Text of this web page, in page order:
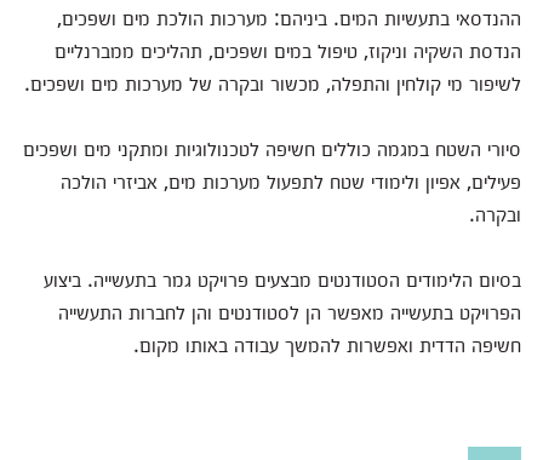
ההנדסאי בתעשיות המים. ביניהם: מערכות הולכת מים ושפכים,
הנדסת השקיה וניקוז, טיפול במים ושפכים, תהליכים ממברנליים
לשיפור מי קולחין והתפלה, מכשור ובקרה של מערכות מים ושפכים.
סיורי השטח במגמה כוללים חשיפה לטכנולוגיות ומתקני מים ושפכים
פעילים, אפיון ולימודי שטח לתפעול מערכות מים, אביזרי הולכה
ובקרה.
בסיום הלימודים הסטודנטים מבצעים פרויקט גמר בתעשייה. ביצוע
הפרויקט בתעשייה מאפשר הן לסטודנטים והן לחברות התעשייה
חשיפה הדדית ואפשרות להמשך עבודה באותו מקום.